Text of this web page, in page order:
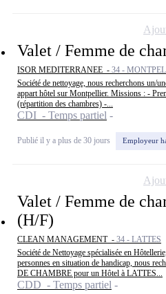
Valet / Femme de
ISOR MEDITERRANEE - 34 -
Société de nettoyage, nous recherchons un/
appart hôtel sur Montpellier. Missions : -
(répartition des chambres) -...
CDI - Temps partiel
Publié il y a plus de 30 jours Employeur
Valet / Femme de
(H/F)
CLEAN MANAGEMENT - 34 - LATTES
Société de Nettoyage spécialisée en
personnes en situation de handicap, nous
DE CHAMBRE pour un Hôtel à LATTES...
CDD - Temps partiel